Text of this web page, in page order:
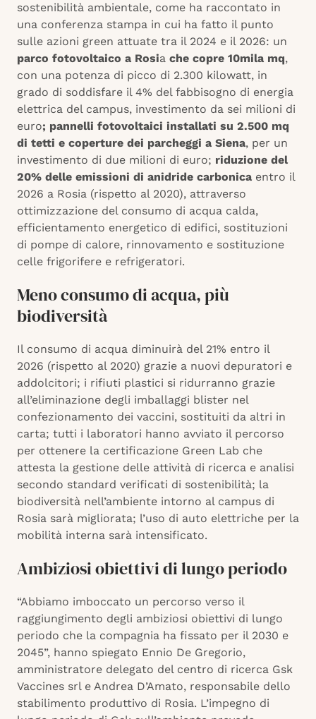
sostenibilità ambientale, come ha raccontato in
una conferenza stampa in cui ha fatto il punto
sulle azioni green attuate tra il 2024 e il 2026: un
parco fotovoltaico a Rosia che copre 10mila mq,
con una potenza di picco di 2.300 kilowatt, in
grado di soddisfare il 4% del fabbisogno di energia
elettrica del campus, investimento da sei milioni di
euro; pannelli fotovoltaici installati su 2.500 mq
di tetti e coperture dei parcheggi a Siena, per un
investimento di due milioni di euro; riduzione del
20% delle emissioni di anidride carbonica entro il
2026 a Rosia (rispetto al 2020), attraverso
ottimizzazione del consumo di acqua calda,
efficientamento energetico di edifici, sostituzioni
di pompe di calore, rinnovamento e sostituzione
celle frigorifere e refrigeratori.
Meno consumo di acqua, più
biodiversità
Il consumo di acqua diminuirà del 21% entro il
2026 (rispetto al 2020) grazie a nuovi depuratori e
addolcitori; i rifiuti plastici si ridurranno grazie
all’eliminazione degli imballaggi blister nel
confezionamento dei vaccini, sostituiti da altri in
carta; tutti i laboratori hanno avviato il percorso
per ottenere la certificazione Green Lab che
attesta la gestione delle attività di ricerca e analisi
secondo standard verificati di sostenibilità; la
biodiversità nell’ambiente intorno al campus di
Rosia sarà migliorata; l’uso di auto elettriche per la
mobilità interna sarà intensificato.
Ambiziosi obiettivi di lungo periodo
“Abbiamo imboccato un percorso verso il
raggiungimento degli ambiziosi obiettivi di lungo
periodo che la compagnia ha fissato per il 2030 e
2045”, hanno spiegato Ennio De Gregorio,
amministratore delegato del centro di ricerca Gsk
Vaccines srl e Andrea D’Amato, responsabile dello
stabilimento produttivo di Rosia. L’impegno di